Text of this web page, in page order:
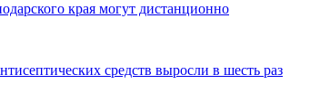
края могут дистанционно
средств выросли в шесть раз